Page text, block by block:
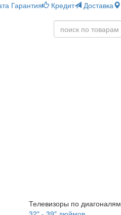
Гарантия Кредит Доставка
Телевизоры по диагоналям